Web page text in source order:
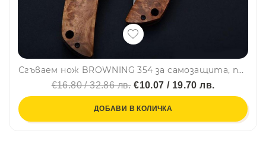
Сгъваем нож BROWNING 354 за самозащита, полуавтоматичен с линейно заключване
€16.80 / 32.86 лв.€10.07 / 19.70 лв.
ДОБАВИ В КОЛИЧКА